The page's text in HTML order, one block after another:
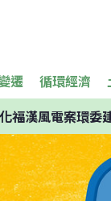
遷 循環經濟
福漢風電案環委